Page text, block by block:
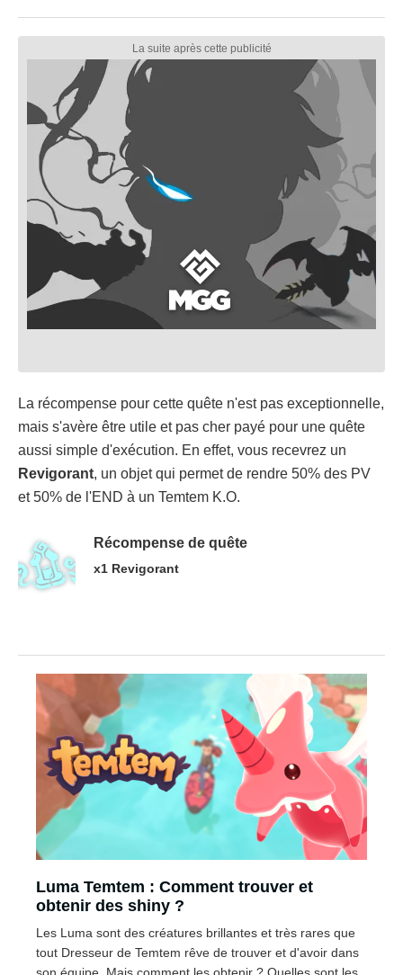
La récompense pour cette quête n'est pas exceptionnelle,
mais s'avère être utile et pas cher payé pour une quête
aussi simple d'exécution. En effet, vous recevrez un
Revigorant, un objet qui permet de rendre 50% des PV
et 50% de l'END à un Temtem K.O.
Récompense de quête
x1 Revigorant
Luma Temtem : Comment trouver et
obtenir des shiny ?
Les Luma sont des créatures brillantes et très rares que
tout Dresseur de Temtem rêve de trouver et d'avoir dans
son équipe. Mais comment les obtenir ? Quelles sont les